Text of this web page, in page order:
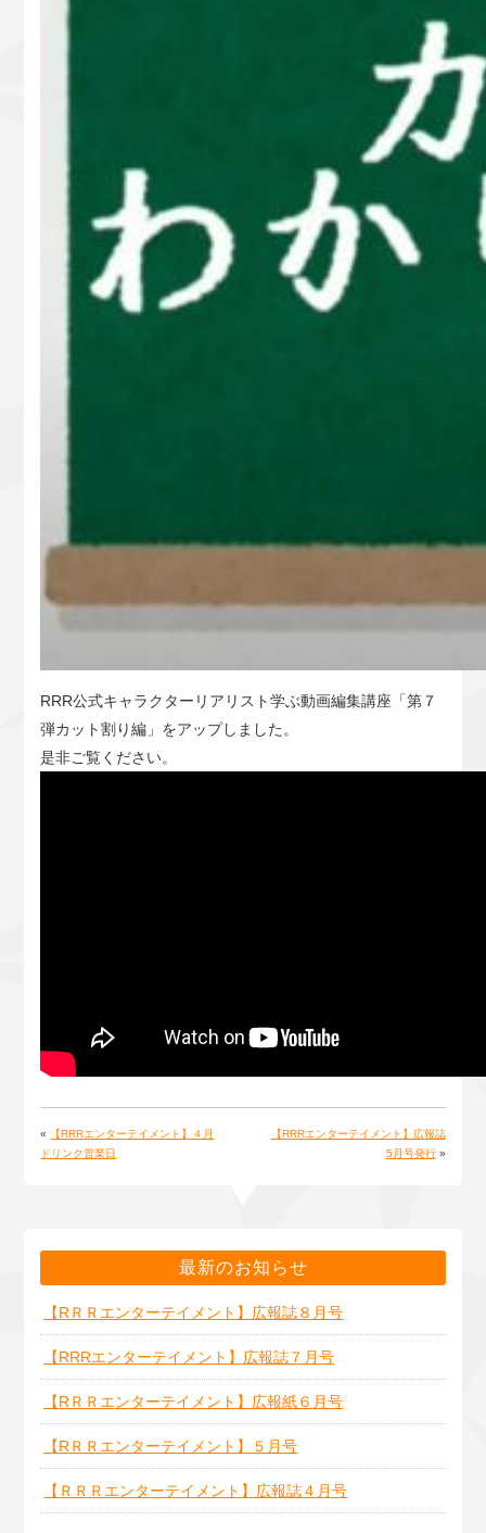
RRR公式キャラクターリアリスト学ぶ動画編集講座「第７
弾カット割り編」をアップしました。
是非ご覧ください。
«
【RRRエンターテイメント】４月
ドリンク営業日
【RRRエンターテイメント】広報誌
5月号発行»
最新のお知らせ
【RＲＲエンターテイメント】広報誌８月号
【RRRエンターテイメント】広報誌７月号
【RＲＲエンターテイメント】広報紙６月号
【RＲＲエンターテイメント】５月号
【ＲＲＲエンターテイメント】広報誌４月号